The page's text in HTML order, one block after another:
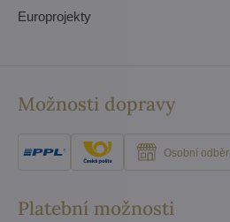
Europrojekty
Možnosti dopravy
Osobní odběr
Platební možnosti